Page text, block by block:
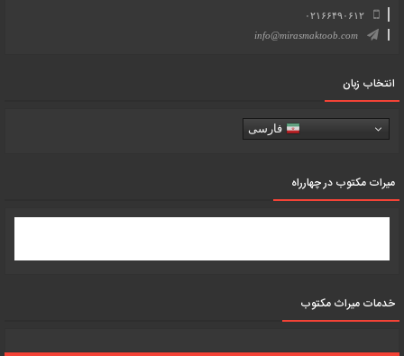
۰۲۱۶۶۴۹۰۶۱۲
info@mirasmaktoob.com
انتخاب زبان
فارسی
میرات مکتوب در چهارراه
خدمات میراث مکتوب